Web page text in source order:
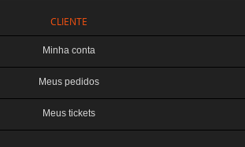
CLIENTE
Minha conta
Meus pedidos
Meus tickets